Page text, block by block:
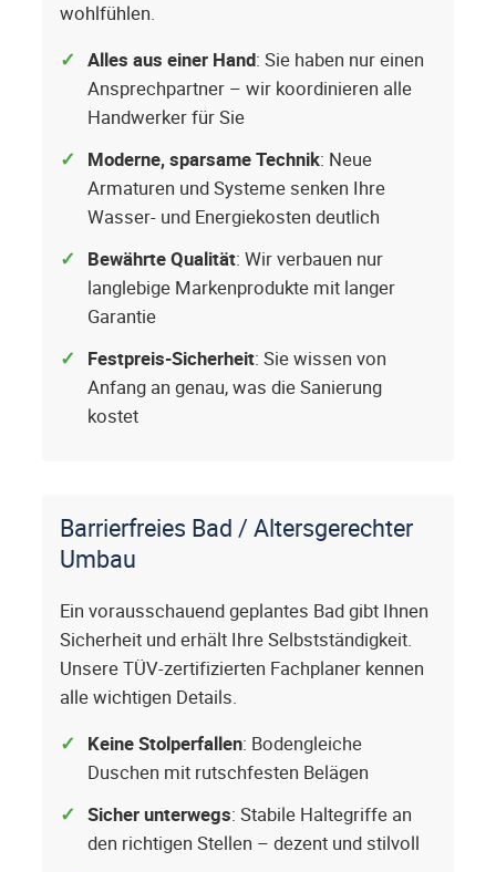
wohlfühlen.
Alles aus einer Hand: Sie haben nur einen
Ansprechpartner – wir koordinieren alle
Handwerker für Sie
Moderne, sparsame Technik: Neue
Armaturen und Systeme senken Ihre
Wasser- und Energiekosten deutlich
Bewährte Qualität: Wir verbauen nur
langlebige Markenprodukte mit langer
Garantie
Festpreis-Sicherheit: Sie wissen von
Anfang an genau, was die Sanierung
kostet
Barrierfreies Bad / Altersgerechter
Umbau
Ein vorausschauend geplantes Bad gibt Ihnen
Sicherheit und erhält Ihre Selbstständigkeit.
Unsere TÜV-zertifizierten Fachplaner kennen
alle wichtigen Details.
Keine Stolperfallen: Bodengleiche
Duschen mit rutschfesten Belägen
Sicher unterwegs: Stabile Haltegriffe an
den richtigen Stellen – dezent und stilvoll